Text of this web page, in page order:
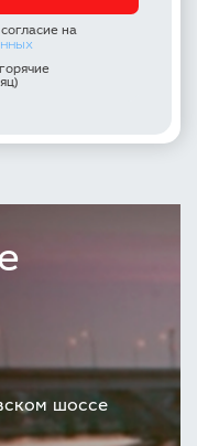
на
шоссе